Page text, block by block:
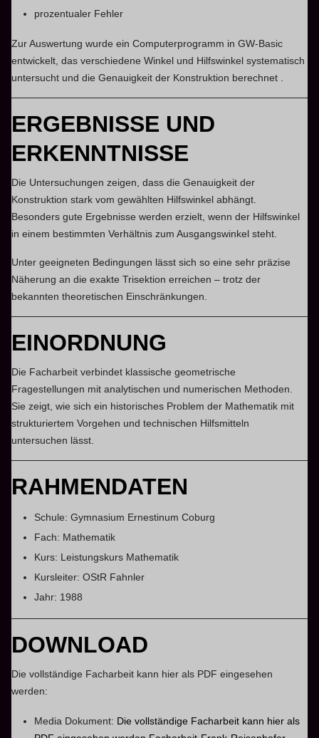
prozentualer Fehler
Zur Auswertung wurde ein Computerprogramm in GW-Basic
entwickelt, das verschiedene Winkel und Hilfswinkel systematisch
untersucht und die Genauigkeit der Konstruktion berechnet .
ERGEBNISSE UND
ERKENNTNISSE
Die Untersuchungen zeigen, dass die Genauigkeit der
Konstruktion stark vom gewählten Hilfswinkel abhängt.
Besonders gute Ergebnisse werden erzielt, wenn der Hilfswinkel
in einem bestimmten Verhältnis zum Ausgangswinkel steht.
Unter geeigneten Bedingungen lässt sich so eine sehr präzise
Näherung an die exakte Trisektion erreichen – trotz der
bekannten theoretischen Einschränkungen.
EINORDNUNG
Die Facharbeit verbindet klassische geometrische
Fragestellungen mit analytischen und numerischen Methoden.
Sie zeigt, wie sich ein historisches Problem der Mathematik mit
strukturiertem Vorgehen und technischen Hilfsmitteln
untersuchen lässt.
RAHMENDATEN
Schule: Gymnasium Ernestinum Coburg
Fach: Mathematik
Kurs: Leistungskurs Mathematik
Kursleiter: OStR Fahnler
Jahr: 1988
DOWNLOAD
Die vollständige Facharbeit kann hier als PDF eingesehen
werden:
Media Dokument: Die vollständige Facharbeit kann hier als